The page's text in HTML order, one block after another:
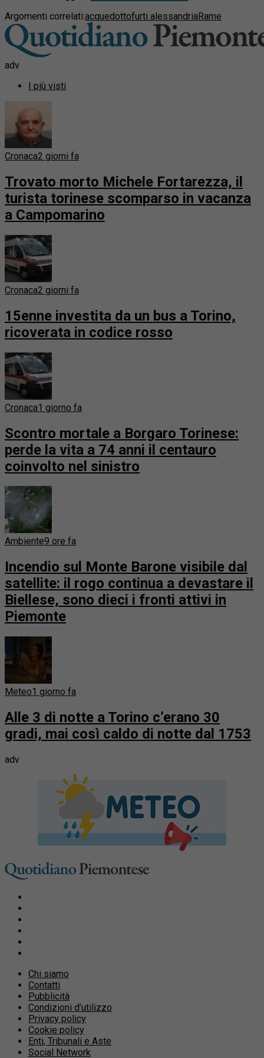
Argomenti correlati:acquedottofurti alessandriaRame
adv
I più visti
Cronaca2 giorni fa
Trovato morto Michele Fortarezza, il
turista torinese scomparso in vacanza
a Campomarino
Cronaca2 giorni fa
15enne investita da un bus a Torino,
ricoverata in codice rosso
Cronaca1 giorno fa
Scontro mortale a Borgaro Torinese:
perde la vita a 74 anni il centauro
coinvolto nel sinistro
Ambiente9 ore fa
Incendio sul Monte Barone visibile dal
satellite: il rogo continua a devastare il
Biellese, sono dieci i fronti attivi in
Piemonte
Meteo1 giorno fa
Alle 3 di notte a Torino c’erano 30
gradi, mai così caldo di notte dal 1753
adv
Chi siamo
Contatti
Pubblicità
Condizioni d’utilizzo
Privacy policy
Cookie policy
Enti, Tribunali e Aste
Social Network